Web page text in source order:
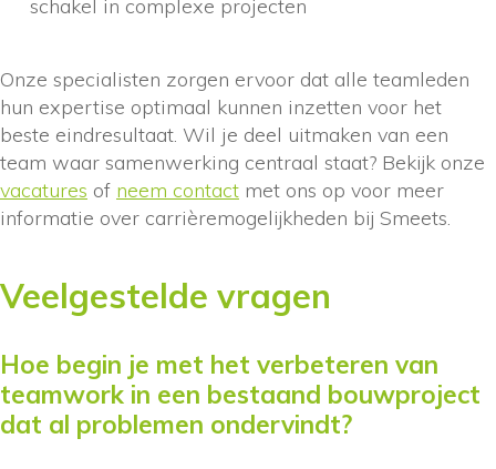
schakel in complexe projecten
Onze specialisten zorgen ervoor dat alle teamleden
hun expertise optimaal kunnen inzetten voor het
beste eindresultaat. Wil je deel uitmaken van een
team waar samenwerking centraal staat? Bekijk onze
vacatures of neem contact met ons op voor meer
informatie over carrièremogelijkheden bij Smeets.
Veelgestelde vragen
Hoe begin je met het verbeteren van
teamwork in een bestaand bouwproject
dat al problemen ondervindt?